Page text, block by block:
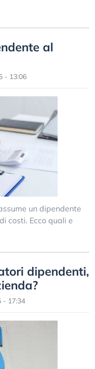
al
- 13:06
un dipendente
costi. Ecco quali e
dipendenti,
- 17:34